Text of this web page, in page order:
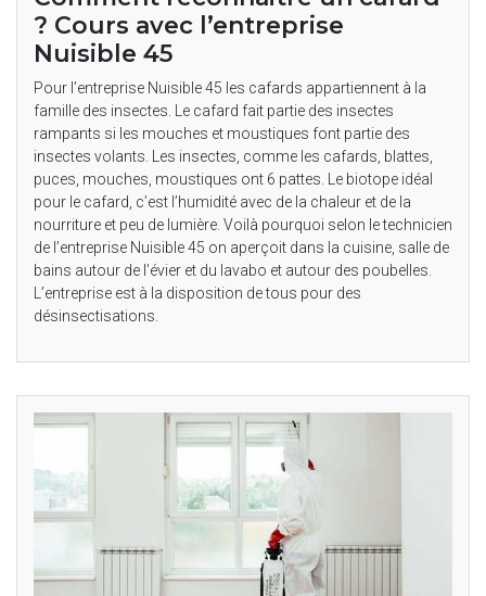
? Cours avec l’entreprise
Nuisible 45
Pour l’entreprise Nuisible 45 les cafards appartiennent à la
famille des insectes. Le cafard fait partie des insectes
rampants si les mouches et moustiques font partie des
insectes volants. Les insectes, comme les cafards, blattes,
puces, mouches, moustiques ont 6 pattes. Le biotope idéal
pour le cafard, c’est l’humidité avec de la chaleur et de la
nourriture et peu de lumière. Voilà pourquoi selon le technicien
de l’entreprise Nuisible 45 on aperçoit dans la cuisine, salle de
bains autour de l’évier et du lavabo et autour des poubelles.
L’entreprise est à la disposition de tous pour des
désinsectisations.